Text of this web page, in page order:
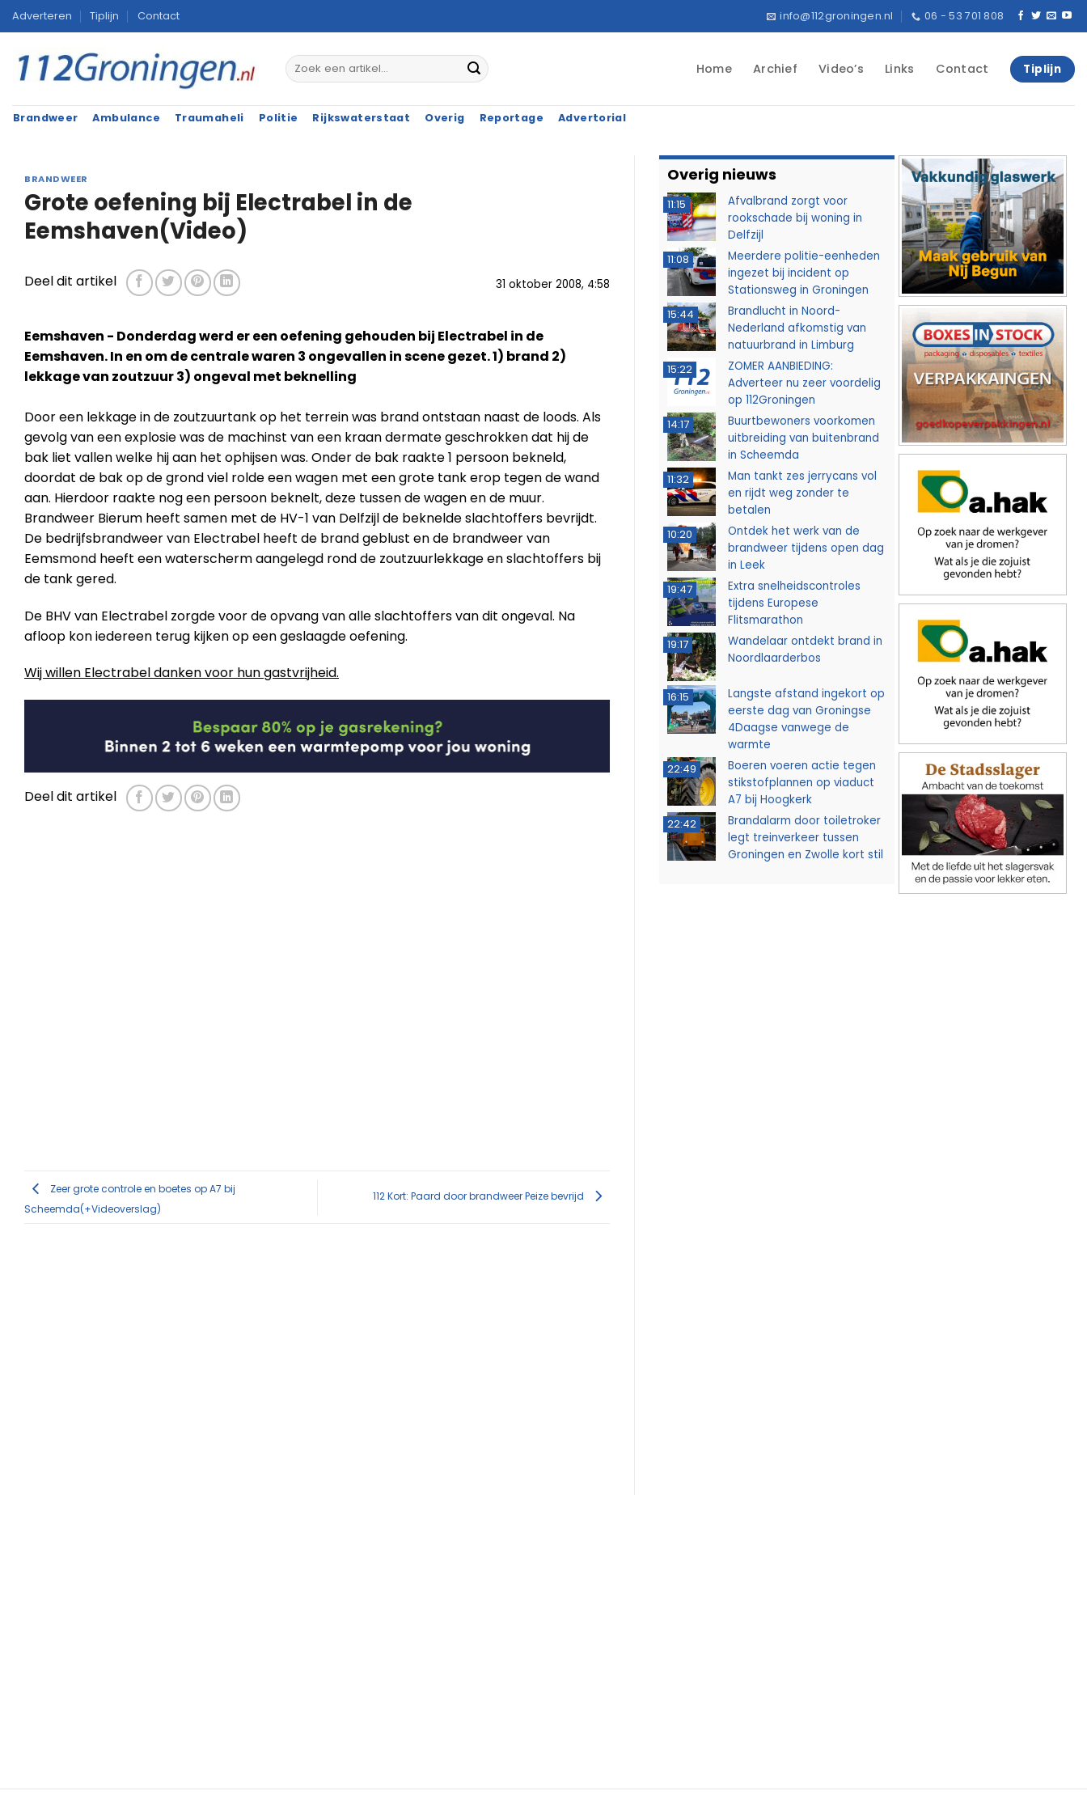
Ga
naar
inhoud
Adverteren Tiplijn Contact info@112groningen.nl 06 - 53 701 808
Home Archief Video’s Links Contact Tiplijn
Brandweer Ambulance Traumaheli Politie Rijkswaterstaat Overig Reportage Advertorial
BRANDWEER
Grote oefening bij Electrabel in de
Eemshaven(Video)
31 oktober 2008, 4:58
Deel dit artikel
Eemshaven - Donderdag werd er een oefening gehouden bij Electrabel in de
Eemshaven. In en om de centrale waren 3 ongevallen in scene gezet. 1) brand 2)
lekkage van zoutzuur 3) ongeval met beknelling
Door een lekkage in de zoutzuurtank op het terrein was brand ontstaan naast de loods. Als
gevolg van een explosie was de machinst van een kraan dermate geschrokken dat hij de
bak liet vallen welke hij aan het ophijsen was. Onder de bak raakte 1 persoon bekneld,
doordat de bak op de grond viel rolde een wagen met een grote tank erop tegen de wand
aan. Hierdoor raakte nog een persoon beknelt, deze tussen de wagen en de muur.
Brandweer Bierum heeft samen met de HV-1 van Delfzijl de beknelde slachtoffers bevrijdt.
De bedrijfsbrandweer van Electrabel heeft de brand geblust en de brandweer van
Eemsmond heeft een waterscherm aangelegd rond de zoutzuurlekkage en slachtoffers bij
de tank gered.
De BHV van Electrabel zorgde voor de opvang van alle slachtoffers van dit ongeval. Na
afloop kon iedereen terug kijken op een geslaagde oefening.
Wij willen Electrabel danken voor hun gastvrijheid.
Deel dit artikel
Zeer grote controle en boetes op A7 bij
Scheemda(+Videoverslag)
112 Kort: Paard door brandweer Peize bevrijd
Overig nieuws
11:15
Afvalbrand zorgt voor
rookschade bij woning in
Delfzijl
11:08
Meerdere politie-eenheden
ingezet bij incident op
Stationsweg in Groningen
15:44
Brandlucht in Noord-
Nederland afkomstig van
natuurbrand in Limburg
15:22
ZOMER AANBIEDING:
Adverteer nu zeer voordelig
op 112Groningen
14:17
Buurtbewoners voorkomen
uitbreiding van buitenbrand
in Scheemda
11:32
Man tankt zes jerrycans vol
en rijdt weg zonder te
betalen
10:20
Ontdek het werk van de
brandweer tijdens open dag
in Leek
19:47
Extra snelheidscontroles
tijdens Europese
Flitsmarathon
19:17
Wandelaar ontdekt brand in
Noordlaarderbos
16:15
Langste afstand ingekort op
eerste dag van Groningse
4Daagse vanwege de
warmte
22:49
Boeren voeren actie tegen
stikstofplannen op viaduct
A7 bij Hoogkerk
22:42
Brandalarm door toiletroker
legt treinverkeer tussen
Groningen en Zwolle kort stil